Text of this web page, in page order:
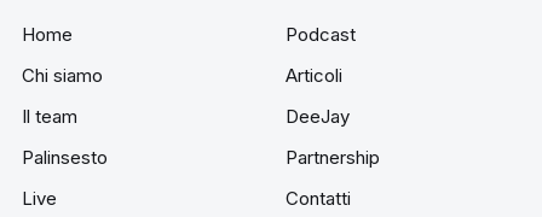
Home
Chi siamo
Il team
Palinsesto
Live
Podcast
Articoli
DeeJay
Partnership
Contatti